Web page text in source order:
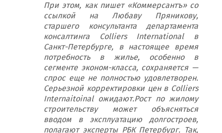
При этом, как пишет «Коммерсантъ» со
ссылкой на Любаву Пряникову,
старшего консультанта департамента
консалтинга Colliers International в
Санкт-Петербурге, в настоящее время
потребность в жилье, особенно в
сегменте эконом-класса, сохраняется —
спрос еще не полностью удовлетворен.
Серьезной корректировки цен в Colliers
Internaitoinal ожидают.Рост по жилому
строительству может объясняться
вводом в эксплуатацию долгостроев,
полагают эксперты РБК Петербург. Так,